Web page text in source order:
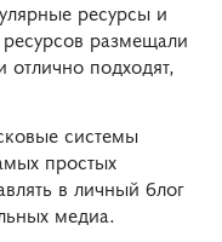
ресурсы и
размещали
подходят,
системы
простых
в личный блог
медиа.